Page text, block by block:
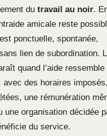
du travail au noir.
amicale reste
ponctuelle, spontanée,
lien de subordination.
quand l’aide ressemble
avec des horaires
une rémunération
une organisation décidée
du service.